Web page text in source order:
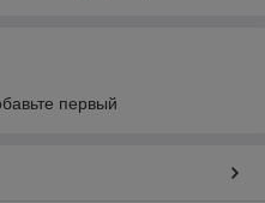
первый